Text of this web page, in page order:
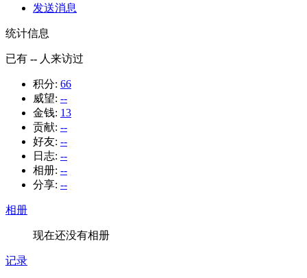
发送消息
统计信息
已有 -- 人来访过
积分: 66
威望: --
金钱: 13
贡献: --
好友: --
日志: --
相册: --
分享: --
相册
现在还没有相册
记录